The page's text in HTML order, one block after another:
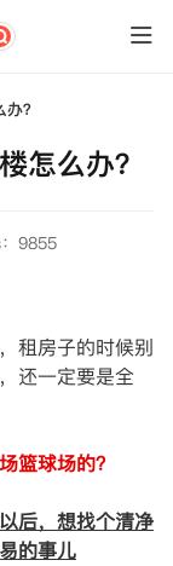
？
怎么办？
9855
租房子的时候别
还一定要是全
篮球场的？
后，想找个清净
的事儿